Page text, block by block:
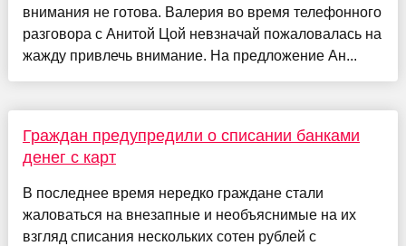
внимания не готова. Валерия во время телефонного
разговора с Анитой Цой невзначай пожаловалась на
жажду привлечь внимание. На предложение Ан...
Граждан предупредили о списании банками
денег с карт
В последнее время нередко граждане стали
жаловаться на внезапные и необъяснимые на их
взгляд списания нескольких сотен рублей с